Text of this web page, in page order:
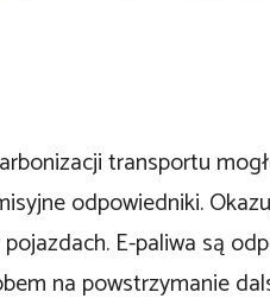
transportu
odpowiedniki.
E-paliwa są
na powstrzymanie